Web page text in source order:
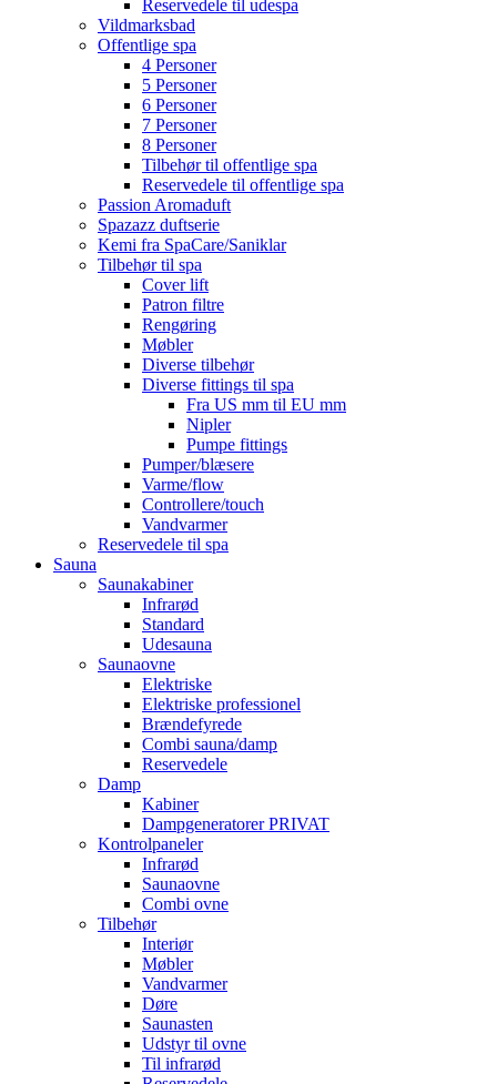
Reservedele til udespa
Vildmarksbad
Offentlige spa
4 Personer
5 Personer
6 Personer
7 Personer
8 Personer
Tilbehør til offentlige spa
Reservedele til offentlige spa
Passion Aromaduft
Spazazz duftserie
Kemi fra SpaCare/Saniklar
Tilbehør til spa
Cover lift
Patron filtre
Rengøring
Møbler
Diverse tilbehør
Diverse fittings til spa
Fra US mm til EU mm
Nipler
Pumpe fittings
Pumper/blæsere
Varme/flow
Controllere/touch
Vandvarmer
Reservedele til spa
Sauna
Saunakabiner
Infrarød
Standard
Udesauna
Saunaovne
Elektriske
Elektriske professionel
Brændefyrede
Combi sauna/damp
Reservedele
Damp
Kabiner
Dampgeneratorer PRIVAT
Kontrolpaneler
Infrarød
Saunaovne
Combi ovne
Tilbehør
Interiør
Møbler
Vandvarmer
Døre
Saunasten
Udstyr til ovne
Til infrarød